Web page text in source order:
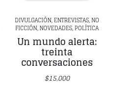
DIVULGACIÓN, ENTREVISTAS, NO
FICCIÓN, NOVEDADES, POLÍTICA
Un mundo alerta:
treinta
conversaciones
$15.000